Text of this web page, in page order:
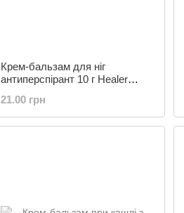
Крем-бальзам для ніг
антиперспірант 10 г Healer
21.00 грн